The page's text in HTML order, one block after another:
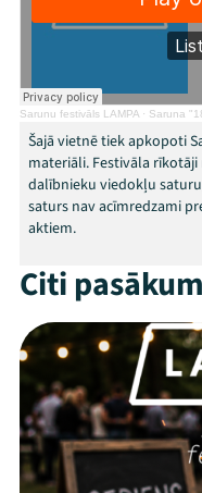
Viņi
Sarunu festivāls LAMPA · Saruna
Šajā vietnē tiek apkopoti
materiāli. Festivāla
dalībnieku viedokļu
saturs nav acīmredzami
aktiem.
Citi